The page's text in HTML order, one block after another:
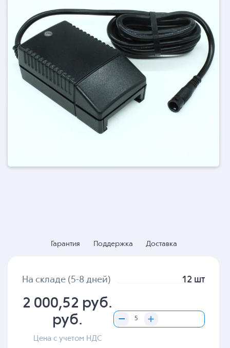
Гарантия Поддержка Доставка
На складе (5-8 дней) 12 шт
2 000,52 руб.
руб.
Цена с учетом НДС